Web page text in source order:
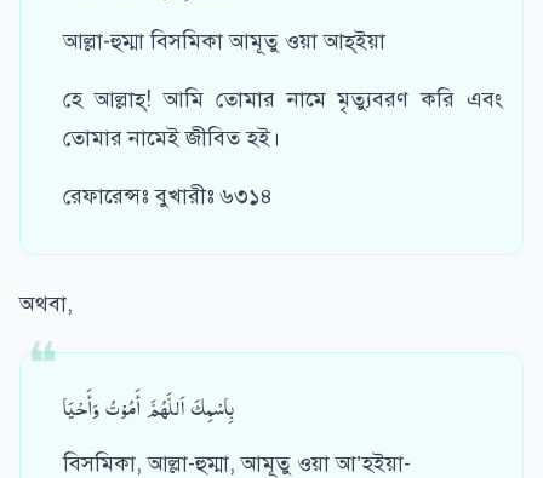
আল্লা-হুম্মা বিসমিকা আমূতু ওয়া আহ্ইয়া
হে আল্লাহ্‌! আমি তোমার নামে মৃত্যুবরণ করি এবং
তোমার নামেই জীবিত হই।
রেফারেন্সঃ বুখারীঃ ৬৩১৪
অথবা,
بِاسْمِكَ اَللَّهُمَّ أَمُوْتُ وَأَحْيَا
বিসমিকা, আল্লা-হুম্মা, আমূতু ওয়া আ’হইয়া-